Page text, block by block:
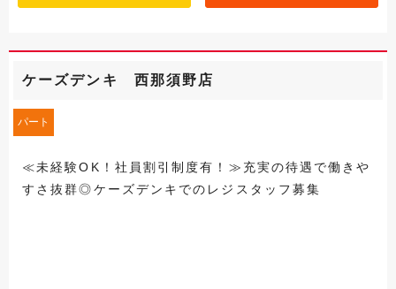
ケーズデンキ 西那須野店
パート
≪未経験OK！社員割引制度有！≫充実の待遇で働きや
すさ抜群◎ケーズデンキでのレジスタッフ募集